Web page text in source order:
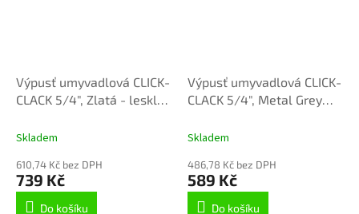
Výpusť umyvadlová CLICK-
CLACK 5/4", Zlatá - lesklá
Skladem
610,74 Kč bez DPH
739 Kč
Do košíku
Výpusť umyvadlová CLICK-
CLACK 5/4", Metal Grey
Skladem
486,78 Kč bez DPH
589 Kč
Do košíku